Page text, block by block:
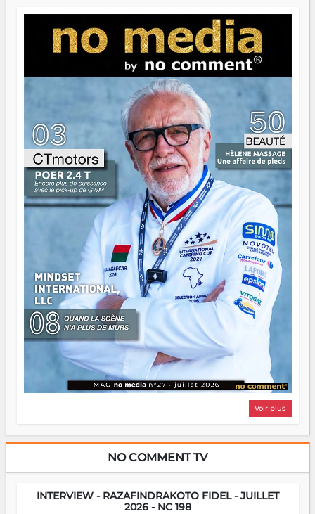
jeunes qui tiennent la torche. Alors oui, on pourrait
s'arrêter là, applaudir et rentrer chez soi satisfait. Mais ce
serait passer à côté d'une chose essentielle. La fougue, ça
brûle fort — et parfois, ça brûle vite. Une flamme sans
direction peut éclairer autant qu'elle peut consumer. C'est
là que les aînés entrent en scène — pas pour reprendre le
gouvernail, mais pour montrer où sont les récifs. Les jeunes
ont la force, les vieux ont l'expérience, comme on dit. Ce
n'est pas un combat de générations — c'est une question
d'équipage. Partagez vos réussites, mais aussi vos échecs.
Surtout vos échecs, d'ailleurs — ils enseignent mieux que
n'importe quel manuel. À Madagascar, la barque avance.
Il faut juste s'assurer que tout le monde rame dans le
même sens.
Voir plus
NO COMMENT TV
INTERVIEW - RAZAFINDRAKOTO FIDEL - JUILLET
2026 - NC 198